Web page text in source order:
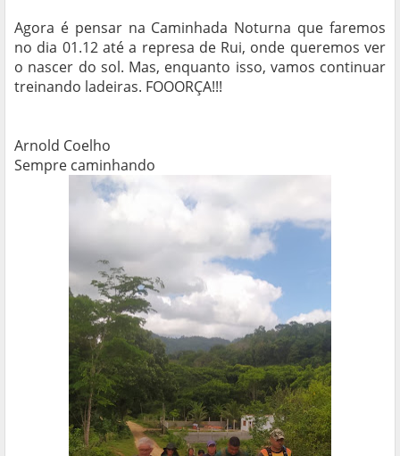
Agora é pensar na Caminhada Noturna que faremos
no dia 01.12 até a represa de Rui, onde queremos ver
o nascer do sol. Mas, enquanto isso, vamos continuar
treinando ladeiras. FOOORÇA!!!
Arnold Coelho
Sempre caminhando